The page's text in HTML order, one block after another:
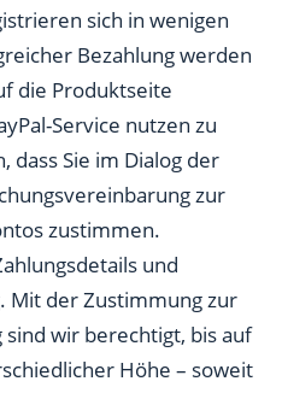
sich in wenigen
Bezahlung werden
die Produktseite
Service nutzen zu
dass Sie im Dialog der
zur
zustimmen.
und
Mit der Zustimmung zur
wir berechtigt, bis auf
Höhe – soweit